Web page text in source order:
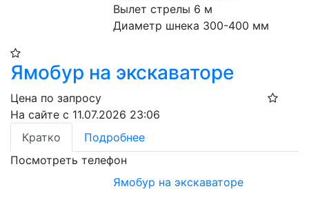
Вылет стрелы 6 м
Диаметр шнека 300-400 мм
Ямобур на экскаваторе
Цена по запросу
На сайте с 11.07.2026 23:06
Кратко
Подробнее
Посмотреть телефон
Ямобур на экскаваторе